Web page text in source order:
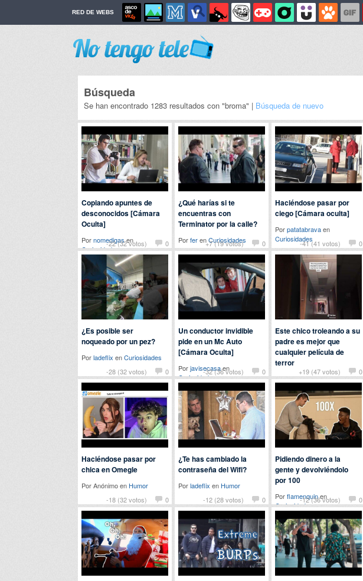
RED DE WEBS
Búsqueda
Se han encontrado 1283 resultados con "broma" | Búsqueda de nuevo
-22 (32 votos) 0
Copiando apuntes de
desconocidos [Cámara
Oculta]
Pornomedigasen
Curiosidades
+7 (19 votos) 0
¿Qué harías si te
encuentras con
Terminator por la calle?
PorferenCuriosidades -41 (41 votos) 0
Haciéndose pasar por
ciego [Cámara oculta]
Porpatatabravaen
Curiosidades
-28 (32 votos) 0
¿Es posible ser
noqueado por un pez?
Porladeflix enCuriosidades
-32 (36 votos)
0
Un conductor invidible
pide en un Mc Auto
[Cámara Oculta]
Porjavisecasaen
Curiosidades
+19 (47 votos) 0
Este chico troleando a su
padre es mejor que
cualquier película de
terror
PorladeflixenHumor
-18 (32 votos) 0
Haciéndose pasar por
chica en Omegle
Por Anónimo en Humor
-12 (28 votos)
0
¿Te has cambiado la
contraseña del Wifi?
Porladeflix en Humor
-12 (36 votos)
0
Pidiendo dinero a la
gente y devolviéndolo
por 100
Porflamenquinen
Curiosidades